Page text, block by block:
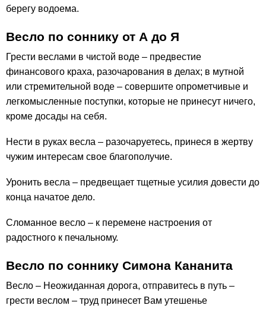
берегу водоема.
Весло по соннику от А до Я
Грести веслами в чистой воде – предвестие
финансового краха, разочарования в делах; в мутной
или стремительной воде – совершите опрометчивые и
легкомысленные поступки, которые не принесут ничего,
кроме досады на себя.
Нести в руках весла – разочаруетесь, принеся в жертву
чужим интересам свое благополучие.
Уронить весла – предвещает тщетные усилия довести до
конца начатое дело.
Сломанное весло – к перемене настроения от
радостного к печальному.
Весло по соннику Симона Кананита
Весло – Неожиданная дорога, отправитесь в путь –
грести веслом – труд принесет Вам утешенье